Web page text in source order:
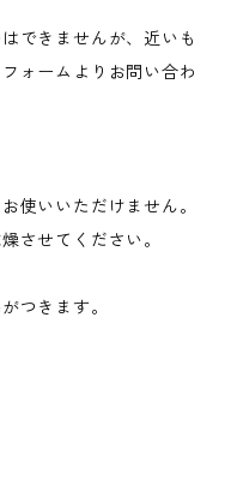
できませんが、近いも
ォームよりお問い合わ
使いいただけません。
させてください。
つきます。